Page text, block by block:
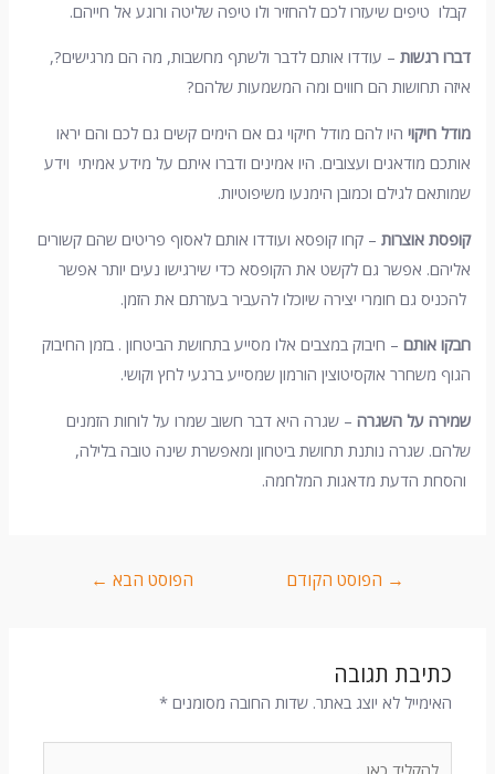
קבלו טיפים שיעזרו לכם להחזיר ולו טיפה שליטה ורוגע אל חייהם.
דברו רגשות – עודדו אותם לדבר ולשתף מחשבות, מה הם מרגישים?,
איזה תחושות הם חווים ומה המשמעות שלהם?
מודל חיקוי היו להם מודל חיקוי גם אם הימים קשים גם לכם והם יראו
אותכם מודאגים ועצובים. היו אמינים ודברו איתם על מידע אמיתי וידע
שמותאם לגילם וכמובן הימנעו משיפוטיות.
קופסת אוצרות – קחו קופסא ועודדו אותם לאסוף פריטים שהם קשורים
אליהם. אפשר גם לקשט את הקופסא כדי שירגישו נעים יותר אפשר
להכניס גם חומרי יצירה שיוכלו להעביר בעזרתם את הזמן.
חבקו אותם – חיבוק במצבים אלו מסייע בתחושת הביטחון . בזמן החיבוק
הגוף משחרר אוקסיטוצין הורמון שמסייע ברגעי לחץ וקושי.
שמירה על השגרה – שגרה היא דבר חשוב שמרו על לוחות הזמנים
שלהם. שגרה נותנת תחושת ביטחון ומאפשרת שינה טובה בלילה,
והסחת הדעת מדאגות המלחמה.
→ הפוסט הקודם הפוסט הבא ←
כתיבת תגובה
האימייל לא יוצג באתר. שדות החובה מסומנים*